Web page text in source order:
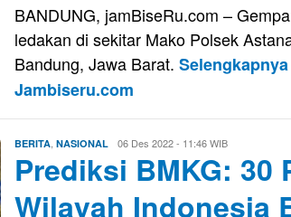
BANDUNG, jamBiseRu.com –
ledakan di sekitar Mako Polsek
Bandung, Jawa Barat.
Jambiseru.com
BERITA NASIONAL Firman
Saputra
06 Des 2022 - 11:46 WIB
Prediksi BMKG: 30
Wilayah Indonesia